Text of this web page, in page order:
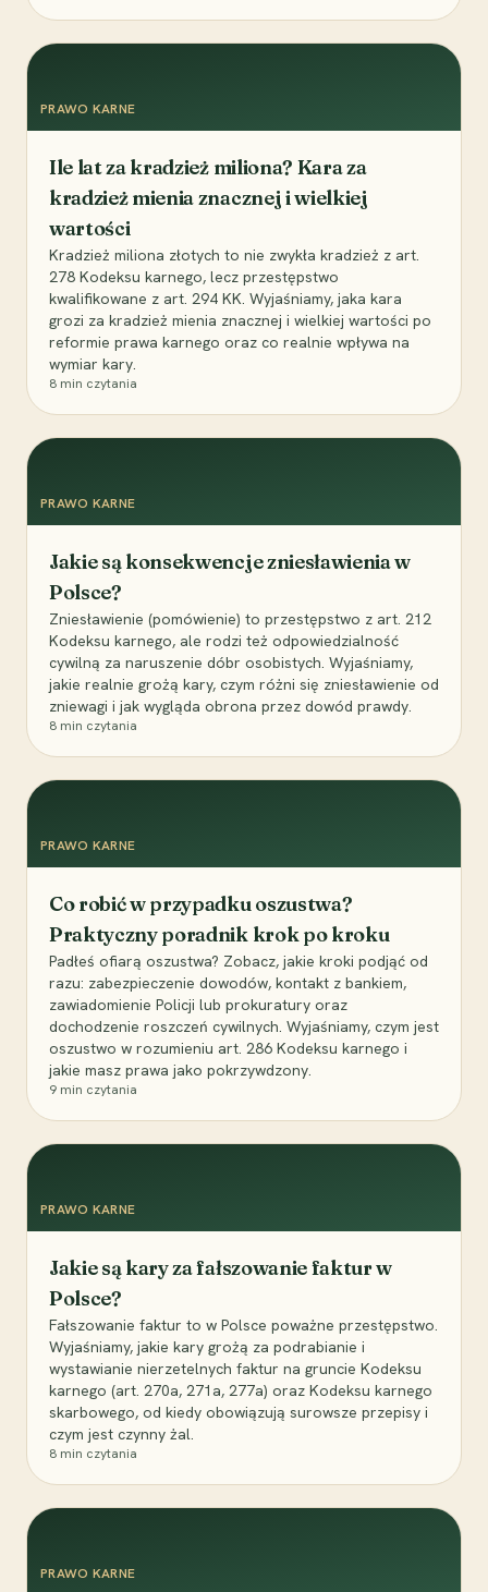
PRAWO KARNE
Ile lat za kradzież miliona? Kara za
kradzież mienia znacznej i wielkiej
wartości
Kradzież miliona złotych to nie zwykła kradzież z art.
278 Kodeksu karnego, lecz przestępstwo
kwalifikowane z art. 294 KK. Wyjaśniamy, jaka kara
grozi za kradzież mienia znacznej i wielkiej wartości po
reformie prawa karnego oraz co realnie wpływa na
wymiar kary.
8 min czytania
PRAWO KARNE
Jakie są konsekwencje zniesławienia w
Polsce?
Zniesławienie (pomówienie) to przestępstwo z art. 212
Kodeksu karnego, ale rodzi też odpowiedzialność
cywilną za naruszenie dóbr osobistych. Wyjaśniamy,
jakie realnie grożą kary, czym różni się zniesławienie od
zniewagi i jak wygląda obrona przez dowód prawdy.
8 min czytania
PRAWO KARNE
Co robić w przypadku oszustwa?
Praktyczny poradnik krok po kroku
Padłeś ofiarą oszustwa? Zobacz, jakie kroki podjąć od
razu: zabezpieczenie dowodów, kontakt z bankiem,
zawiadomienie Policji lub prokuratury oraz
dochodzenie roszczeń cywilnych. Wyjaśniamy, czym jest
oszustwo w rozumieniu art. 286 Kodeksu karnego i
jakie masz prawa jako pokrzywdzony.
9 min czytania
PRAWO KARNE
Jakie są kary za fałszowanie faktur w
Polsce?
Fałszowanie faktur to w Polsce poważne przestępstwo.
Wyjaśniamy, jakie kary grożą za podrabianie i
wystawianie nierzetelnych faktur na gruncie Kodeksu
karnego (art. 270a, 271a, 277a) oraz Kodeksu karnego
skarbowego, od kiedy obowiązują surowsze przepisy i
czym jest czynny żal.
8 min czytania
PRAWO KARNE